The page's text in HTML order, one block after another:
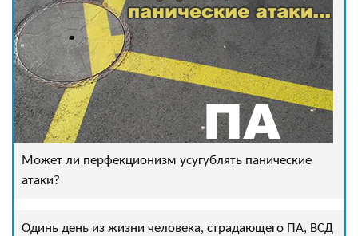
Может ли перфекционизм усугублять панические
атаки?
Одинь день из жизни человека, страдающего ПА, ВСД